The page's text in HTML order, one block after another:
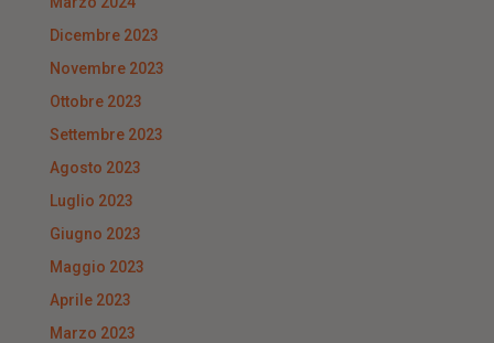
Dicembre 2023
Novembre 2023
Ottobre 2023
Settembre 2023
Agosto 2023
Luglio 2023
Giugno 2023
Maggio 2023
Aprile 2023
Marzo 2023